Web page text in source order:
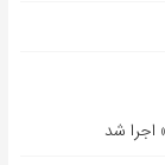
اجرا شد